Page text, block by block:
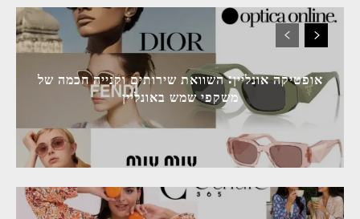
אופטיקה אונליין: השוואת שירותים וקנייה חכמה של
משקפי שמש באונליין